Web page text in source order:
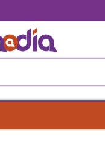
al
contenido
principal